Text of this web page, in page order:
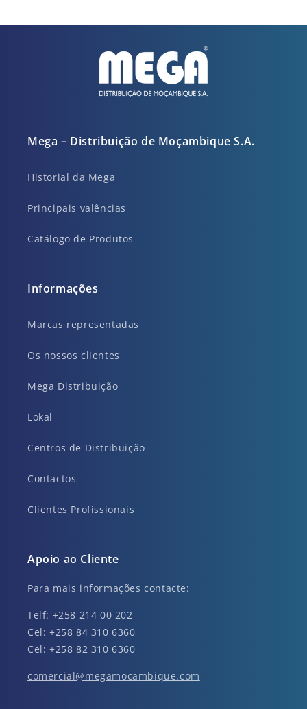
Mega – Distribuição de Moçambique S.A.
Historial da Mega
Principais valências
Catálogo de Produtos
Informações
Marcas representadas
Os nossos clientes
Mega Distribuição
Lokal
Centros de Distribuição
Contactos
Clientes Profissionais
Apoio ao Cliente
Para mais informações contacte:
Telf: +258 214 00 202
Cel: +258 84 310 6360
Cel: +258 82 310 6360
comercial@megamocambique.com